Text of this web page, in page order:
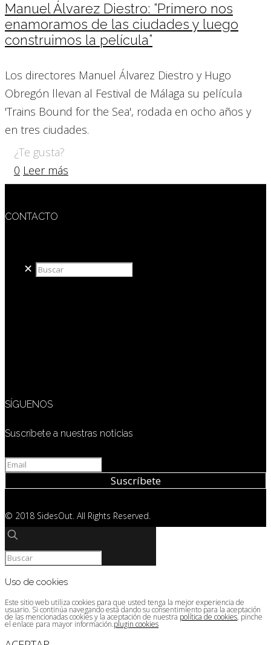
Manuel Álvarez Diestro: “Primero nos
enamoramos de las ciudades y luego
construimos la película”
Los directores Manuel Álvarez Diestro y Hugo
Obregón llevan al Festival de Málaga su película
'Trains Bound for the Sea', rodada en ocho años y
en tres ciudades.
¿Te gusta?
0 Leer más
CONTACTO
✕
SÍGUENOS
Suscríbete a nuestras noticias
© 2018 SidesOut. All Rights Reserved.
Uso de cookies
Este sitio web utiliza cookies para que usted tenga la mejor experiencia de
usuario. Si continúa navegando está dando su consentimiento para la aceptación
de las mencionadas cookies y la aceptación de nuestra política de cookies, pinche
el enlace para mayor información.plugin cookies